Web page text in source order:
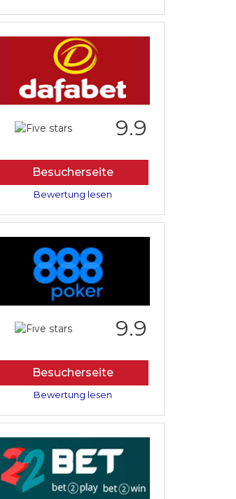
9.9
Besucherseite
Bewertung lesen
9.9
Besucherseite
Bewertung lesen